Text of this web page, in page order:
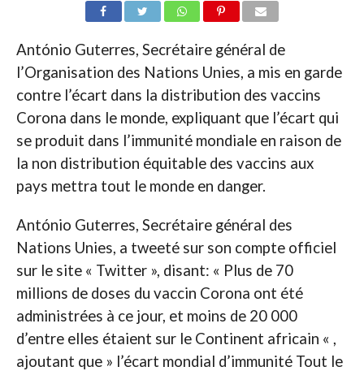
António Guterres, Secrétaire général de
l’Organisation des Nations Unies, a mis en garde
contre l’écart dans la distribution des vaccins
Corona dans le monde, expliquant que l’écart qui
se produit dans l’immunité mondiale en raison de
la non distribution équitable des vaccins aux
pays mettra tout le monde en danger.
António Guterres, Secrétaire général des
Nations Unies, a tweeté sur son compte officiel
sur le site « Twitter », disant: « Plus de 70
millions de doses du vaccin Corona ont été
administrées à ce jour, et moins de 20 000
d’entre elles étaient sur le Continent africain « ,
ajoutant que » l’écart mondial d’immunité Tout le